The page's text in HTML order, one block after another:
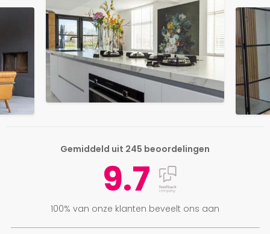
Gemiddeld uit 245 beoordelingen
9.7
100% van onze klanten beveelt ons aan